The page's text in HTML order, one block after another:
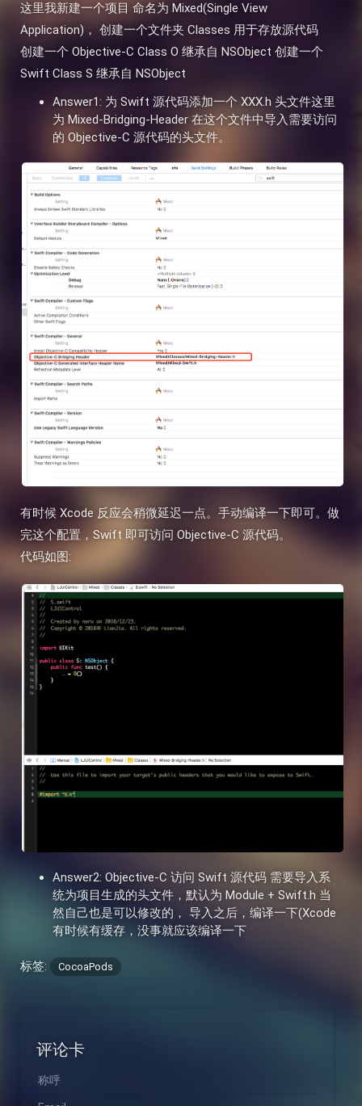
这里我新建一个项目 命名为 Mixed(Single View
Application)， 创建一个文件夹 Classes 用于存放源代码
创建一个 Objective-C Class O 继承自 NSObject 创建一个
Swift Class S 继承自 NSObject
Answer1: 为 Swift 源代码添加一个 XXX.h 头文件这里
为 Mixed-Bridging-Header 在这个文件中导入需要访问
的 Objective-C 源代码的头文件。
有时候 Xcode 反应会稍微延迟一点。手动编译一下即可。做
完这个配置，Swift 即可访问 Objective-C 源代码。
代码如图:
Answer2: Objective-C 访问 Swift 源代码 需要导入系
统为项目生成的头文件，默认为 Module + Swift.h 当
然自己也是可以修改的， 导入之后，编译一下(Xcode
有时候有缓存，没事就应该编译一下
标签: CocoaPods
评论卡